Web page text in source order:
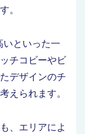
。
といった一
チコビーやビ
デザインのチ
えられます。
、エリアによ